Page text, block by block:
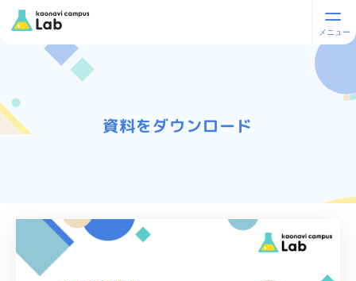
資料をダウンロード